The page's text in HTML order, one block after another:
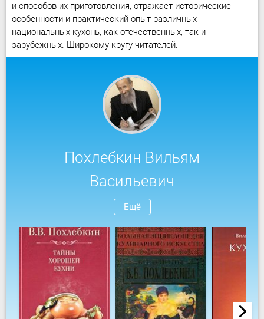
и способов их приготовления, отражает исторические
особенности и практический опыт различных
национальных кухонь, как отечественных, так и
зарубежных. Широкому кругу читателей.
Похлебкин Вильям
Васильевич
Ещё